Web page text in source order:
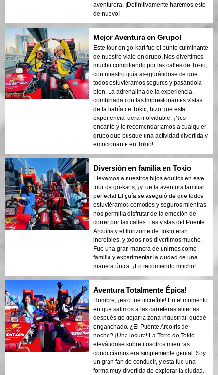
aventurera. ¡Definitivamente haremos esto
de nuevo!
Mejor Aventura en Grupo!
Este tour en go-kart fue el punto culminante
de nuestro viaje en grupo. Nos divertimos
mucho compitiendo por las calles de Tokio,
con nuestro guía asegurándose de que
todos estuviéramos seguros y pasándola
bien. La adrenalina de la experiencia,
combinada con las impresionantes vistas
de la bahía de Tokio, hizo que esta
experiencia fuera inolvidable. ¡Nos
encantó y lo recomendaríamos a cualquier
grupo que busque una actividad divertida y
emocionante en Tokio!
Diversión en familia en Tokio
Llevamos a nuestros hijos adultos en este
tour de go-karts, ¡y fue la aventura familiar
perfecta! El guía se aseguró de que todos
estuviéramos cómodos y seguros mientras
nos permitía disfrutar de la emoción de
correr por las calles. Las vistas del Puente
Arcoíris y el horizonte de Tokio eran
increíbles, y todos nos divertimos mucho.
Fue una gran manera de unirnos como
familia y experimentar la ciudad de una
manera única. ¡Lo recomiendo mucho!
Aventura Totalmente Épica!
Hombre, ¡esto fue increíble! En el momento
en que salimos a las carreteras abiertas
después de dejar la zona industrial, quedé
enganchado. ¿El Puente Arcoíris de
noche? ¡Una locura! La Torre de Tokio
elevándose sobre nosotros mientras
conducíamos era simplemente genial. Soy
un gran fan de conducir, y esta fue una
forma muy divertida de explorar la ciudad.